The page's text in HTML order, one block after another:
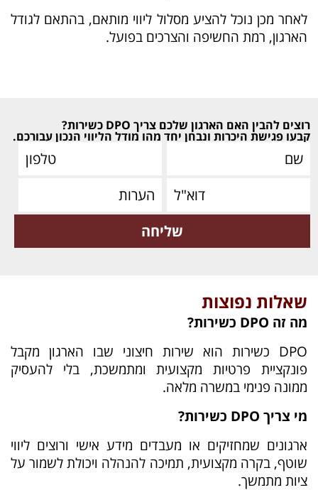
לאחר מכן נוכל להציע מסלול ליווי מותאם, בהתאם לגודל
הארגון, רמת החשיפה והצרכים בפועל.
רוצים להבין האם הארגון שלכם צריך DPO כשירות?
קבעו פגישת היכרות ונבחן יחד מהו מודל הליווי הנכון עבורכם.
שאלות נפוצות
מה זה DPO כשירות?
DPO כשירות הוא שירות חיצוני שבו הארגון מקבל
פונקציית פרטיות מקצועית ומתמשכת, בלי להעסיק
ממונה פנימי במשרה מלאה.
מי צריך DPO כשירות?
ארגונים שמחזיקים או מעבדים מידע אישי ורוצים ליווי
שוטף, בקרה מקצועית, תמיכה להנהלה ויכולת לשמור על
ציות מתמשך.